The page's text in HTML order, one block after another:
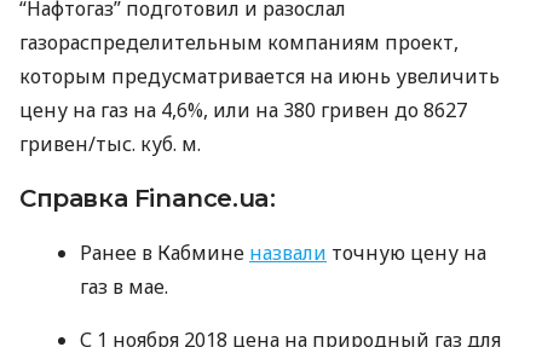
“Нафтогаз” подготовил и разослал
газораспределительным компаниям проект,
которым предусматривается на июнь увеличить
цену на газ на 4,6%, или на 380 гривен до 8627
гривен/тыс. куб. м.
Справка Finance.ua:
Ранее в Кабмине назвали точную цену на
газ в мае.
С 1 ноября 2018 цена на природный газ для